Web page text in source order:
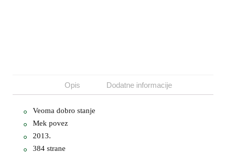
Opis Dodatne informacije
Veoma dobro stanje
Mek povez
2013.
384 strane